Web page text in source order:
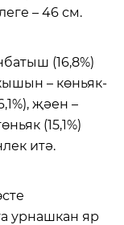
– 46 см.
(16,8%)
– көньяк-
җәен –
(15,1%)
итә.
урнашкан яр